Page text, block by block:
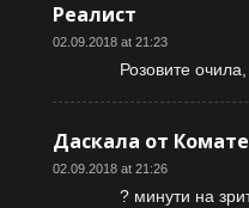
Реалист
02.09.2018 at 21:23
Розовите
Даскала от
02.09.2018 at 21:26
? минути на